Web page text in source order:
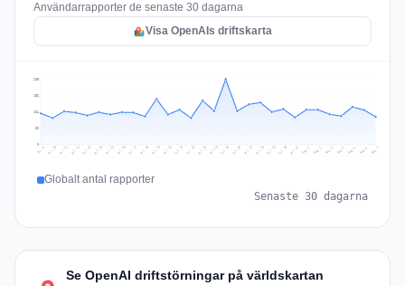
Användarrapporter de senaste 30 dagarna
Visa OpenAIs driftskarta
52
104
156
208
Jul 9 Jul 10 Jul 11 Jul 12 Jul 13 Jul 14 Jul 15 Jul 16 Jul 17 Jul 18 Jul 19 Jul 20 Jul 21 Jul 22 Jul 23 Jul 24 Jul 25 Jul 26 Jul 27 Jul 28 Jul 29 Jul 30 Jul 31 Aug 1 Aug 2 Aug 3 Aug 4 Aug 5 Aug 6 Aug 7
Globalt antal rapporter
Senaste 30 dagarna
Se OpenAI driftstörningar på världskartan